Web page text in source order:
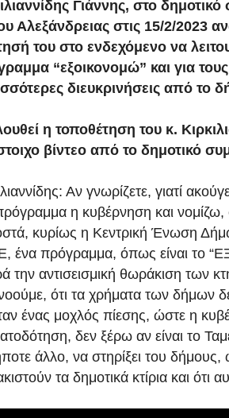
Γιάννης, στο
Αλεξάνδρειας στις 15/2/2023
του στο ενδεχόμενο να
“εξοικονομώ” και για
διευκρινήσεις από το
η τοποθέτηση του κ.
βίντεο από το δημοτικό
Αν γνωρίζετε, γιατί
η κυβέρνηση και νομίζω,
κυρίως η Κεντρική Ένωση
ένα πρόγραμμα, όπως είναι το
την αντισεισμική θωράκιση των
ότι τα χρήματα των δήμων
ένας μοχλός πίεσης, ώστε η
δεν ξέρω αν είναι το
άλλο, να στηρίξει του δήμους,
τα δημοτικά κτίρια και ότι